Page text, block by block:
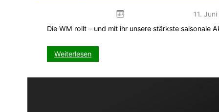
11.
Die WM rollt – und mit ihr unsere stärkste saisonale
Weiterlesen:
WM-